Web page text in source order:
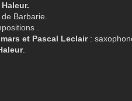
Haleur.
Barbarie.
.
et Pascal Leclair:
.